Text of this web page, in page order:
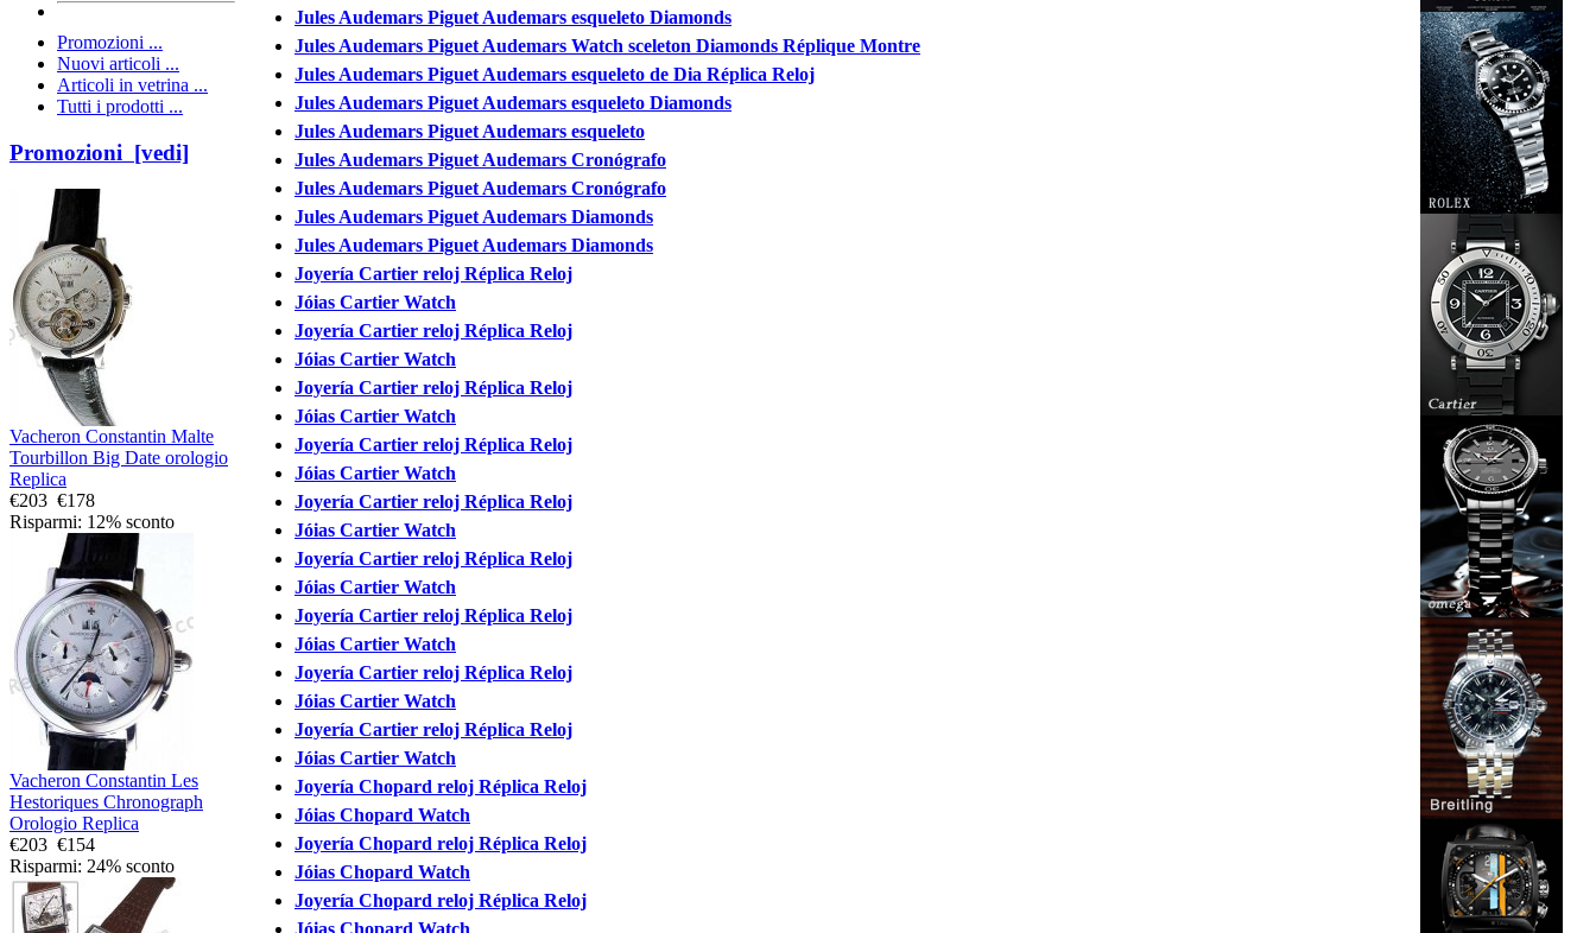
Promozioni ...
Nuovi articoli ...
Articoli in vetrina ...
Tutti i prodotti ...
Promozioni [vedi]
Vacheron Constantin Malte
Tourbillon Big Date orologio
Replica
€203 €178
Risparmi: 12% sconto
Vacheron Constantin Les
Hestoriques Chronograph
Orologio Replica
€203 €154
Risparmi: 24% sconto
Jules Audemars Piguet Audemars esqueleto Diamonds
Jules Audemars Piguet Audemars Watch sceleton Diamonds Réplique Montre
Jules Audemars Piguet Audemars esqueleto de Dia Réplica Reloj
Jules Audemars Piguet Audemars esqueleto Diamonds
Jules Audemars Piguet Audemars esqueleto
Jules Audemars Piguet Audemars Cronógrafo
Jules Audemars Piguet Audemars Cronógrafo
Jules Audemars Piguet Audemars Diamonds
Jules Audemars Piguet Audemars Diamonds
Joyería Cartier reloj Réplica Reloj
Jóias Cartier Watch
Joyería Cartier reloj Réplica Reloj
Jóias Cartier Watch
Joyería Cartier reloj Réplica Reloj
Jóias Cartier Watch
Joyería Cartier reloj Réplica Reloj
Jóias Cartier Watch
Joyería Cartier reloj Réplica Reloj
Jóias Cartier Watch
Joyería Cartier reloj Réplica Reloj
Jóias Cartier Watch
Joyería Cartier reloj Réplica Reloj
Jóias Cartier Watch
Joyería Cartier reloj Réplica Reloj
Jóias Cartier Watch
Joyería Cartier reloj Réplica Reloj
Jóias Cartier Watch
Joyería Chopard reloj Réplica Reloj
Jóias Chopard Watch
Joyería Chopard reloj Réplica Reloj
Jóias Chopard Watch
Joyería Chopard reloj Réplica Reloj
Jóias Chopard Watch